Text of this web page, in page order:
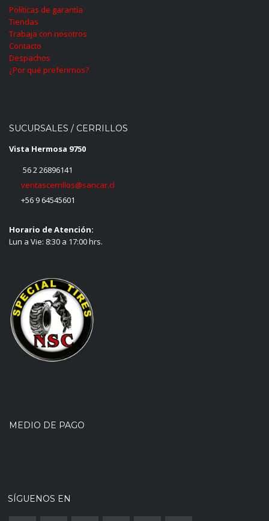
Políticas de garantía
Tiendas
Trabaja con nosotros
Contacto
Despachos
¿Por qué preferirnos?
SUCURSALES / CERRILLOS
Vista Hermosa 9750
56 2 26896141
ventascerrillos@sancar.cl
+56 9 64545601
Horario de Atención:
Lun a Vie: 8:30 a 17:00 hrs.
MEDIO DE PAGO
SÍGUENOS EN